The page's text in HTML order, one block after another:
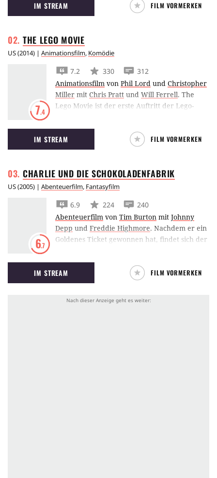
Mädchen und einem alten Mann in der Form
eines Clay-Animation-Films.
IM STREAM FILM VORMERKEN
THE LEGO MOVIE
US(2014) | Animationsfilm, Komödie
7.4
7.2 330
312
Animationsfilm von Phil Lord und Christopher
Miller mit Chris Pratt und Will Ferrell. The
Lego Movie ist der erste Auftritt der Lego-
Animationsabenteuer erzählt die Geschichte
einer einfachen Figur, die aufgrund eines
Missverständnisses über sich hinauswachsen
IM STREAM FILM VORMERKEN
CHARLIE UND DIESCHOKOLADENFABRIK
US(2005) | Abenteuerfilm, Fantasyfilm
6.7
6.9 224
240
Abenteuerfilm von Tim Burton mit Johnny
Depp und Freddie Highmore. Nachdem er ein
Goldenes Ticket gewonnen hat, findet sich der
Süßigkeiten und Wunder wieder.
IM STREAM FILM VORMERKEN